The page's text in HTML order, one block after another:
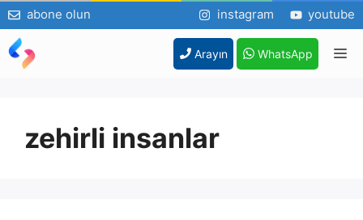
abone olun instagram youtube
İçeriğe
atla
Arayın WhatsApp
zehirli insanlar